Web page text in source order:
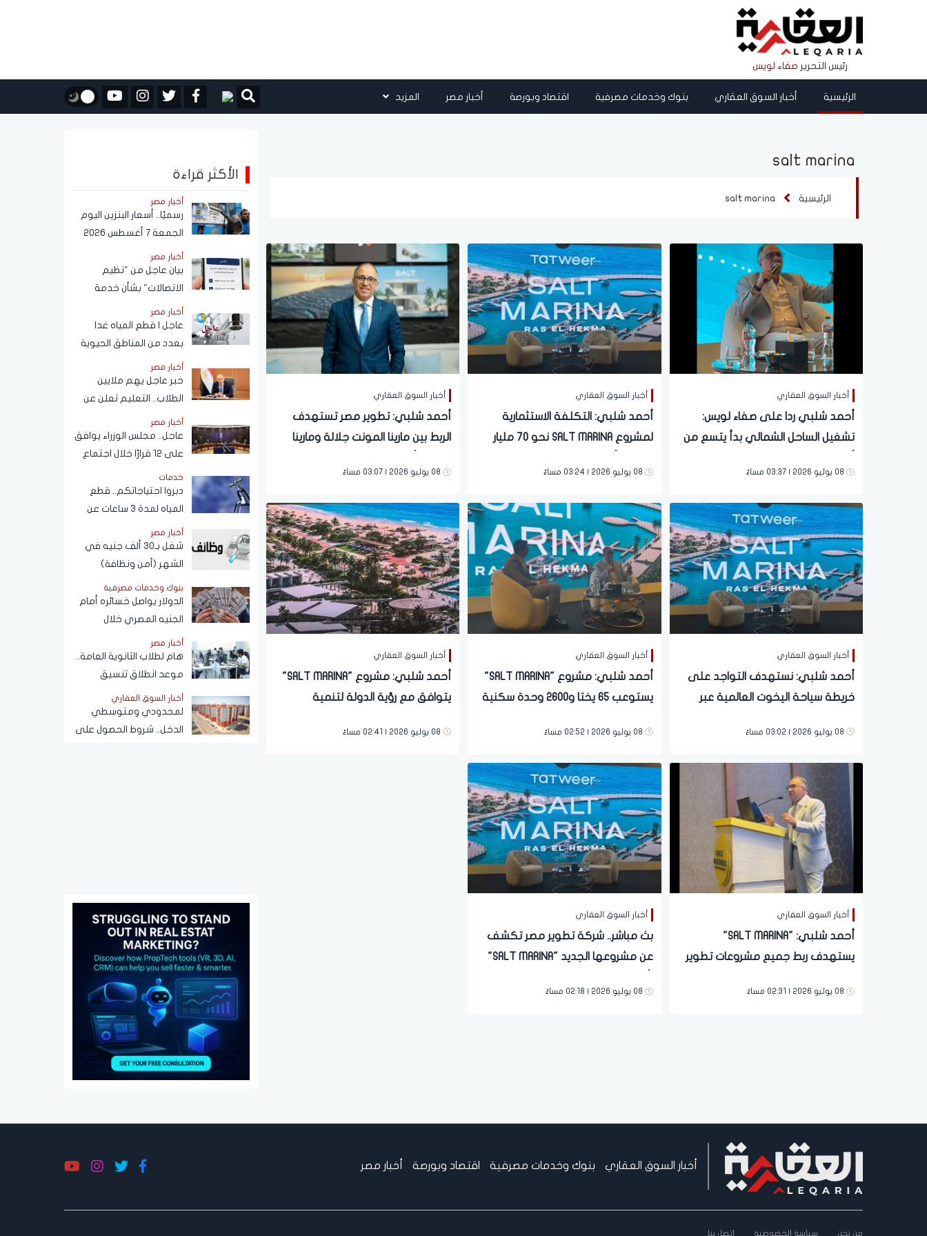
رئيس التحرير صفاء لويس
الرئيسية أخبار السوق العقاري بنوك وخدمات مصرفية اقتصاد وبورصة أخبار مصر المزيد
salt marina
الرئيسية salt marina
أخبار السوق العقاري
أحمد شلبي ردا على صفاء لويس:
تشغيل الساحل الشمالي بدأ يتسع من
08 يوليو 2026 | 03:37 مساءً
أخبار السوق العقاري
أحمد شلبي: التكلفة الاستثمارية
لمشروع SALT MARINA نحو 70 مليار
08 يوليو 2026 | 03:24 مساءً
أخبار السوق العقاري
أحمد شلبي: تطوير مصر تستهدف
الربط بين مارينا المونت جلالة ومارينا
08 يوليو 2026 | 03:07 مساءً
أخبار السوق العقاري
أحمد شلبي: نستهدف التواجد على
خريطة سياحة اليخوت العالمية عبر
08 يوليو 2026 | 03:02 مساءً
أخبار السوق العقاري
أحمد شلبي: مشروع "SALT MARINA"
يستوعب 65 يختا و2600 وحدة سكنية
08 يوليو 2026 | 02:52 مساءً
أخبار السوق العقاري
أحمد شلبي: مشروع "SALT MARINA"
يتوافق مع رؤية الدولة لتنمية
08 يوليو 2026 | 02:41 مساءً
أخبار السوق العقاري
أحمد شلبي: "SALT MARINA"
يستهدف ربط جميع مشروعات تطوير
08 يوليو 2026 | 02:31 مساءً
أخبار السوق العقاري
بث مباشر.. شركة تطوير مصر تكشف
عن مشروعها الجديد "SALT MARINA"
08 يوليو 2026 | 02:18 مساءً
الأكثر قراءة
أخبار مصر
رسميًا.. أسعار البنزين اليوم
الجمعة 7 أغسطس 2026
أخبار مصر
بيان عاجل من "نظيم
الاتصالات" بشأن خدمة
الاستعلام عن أرقام الهاتف
المحمول المسجلة باسم
المستخدم عبر تطبيق My
NTRA
أخبار مصر
عاجل | قطع المياه غدا
بعدد من المناطق الحيوية
في الجيزة.. ومناشدات
للمواطنين بتدبير
احتياجاتهم
أخبار مصر
خبر عاجل يهم ملايين
الطلاب.. التعليم تعلن عن
نظام البكالوريا الجديد
أخبار مصر
عاجل.. مجلس الوزراء يوافق
على 12 قرارًا خلال اجتماع
اليوم
خدمات
دبروا احتياجاتكم.. قطع
المياه لمدة 3 ساعات عن
هذه المناطق (اعرف
الموعد)
أخبار مصر
شغل بـ30 ألف جنيه في
الشهر (أمن ونظافة)
بنوك وخدمات مصرفية
الدولار يواصل خسائره أمام
الجنيه المصري خلال
أغسطس 2026
أخبار مصر
هام لطلاب الثانوية العامة..
موعد انطلاق تنسيق
المرحلة الثانية 2026
أخبار السوق العقاري
لمحدودي ومتوسطي
الدخل.. شروط الحصول على
أخبار السوق العقاري بنوك وخدمات مصرفية اقتصاد وبورصة أخبار مصر
من نحن سياسة الخصوصية اتصل بنا